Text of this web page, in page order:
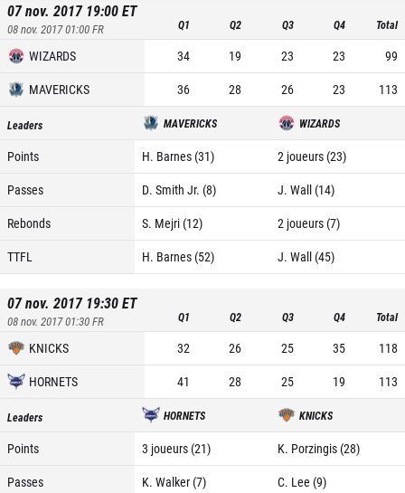
07 nov. 2017 19:00ET
08 nov. 2017 01:00FR Q1 Q2 Q3 Q4 Total
WIZARDS 34 19 23 23
99
MAVERICKS
36 28 26 23 113
Leaders MAVERICKS WIZARDS
Points H. Barnes (31)
2 joueurs (23)
Passes
D. Smith Jr. (8)
J. Wall (14)
Rebonds
S. Mejri (12)
2 joueurs (7)
TTFL
H. Barnes (52) J. Wall (45)
07 nov. 2017 19:30ET
08 nov. 2017 01:30FR Q1 Q2 Q3 Q4 Total
KNICKS 32 26 25 35
118
HORNETS
41 28 25 19 113
Leaders HORNETS KNICKS
Points 3 joueurs (21)
K. Porzingis (28)
Passes
K. Walker (7)
C. Lee (9)